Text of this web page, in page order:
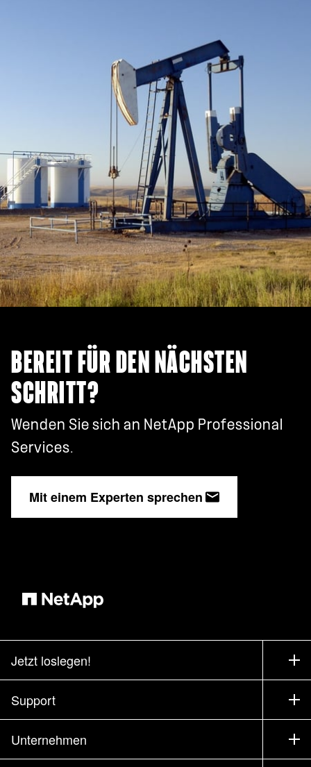
BEREIT FÜR DEN NÄCHSTEN
SCHRITT?
Wenden Sie sich an NetApp Professional
Services.
Mit einem Experten sprechen
Jetzt loslegen!
Bezugsquellen
Vertrieb kontaktieren
Partner finden
Support
Support
Training
Unternehmen